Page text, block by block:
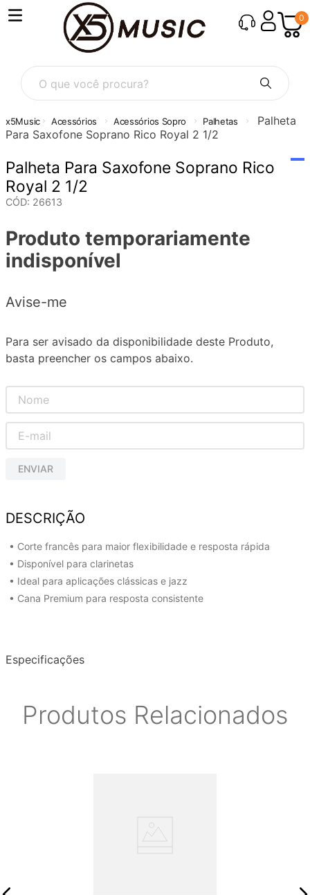
0
O que você procura?
Acessórios Acessórios Sopro Palhetas
Palheta
Para Saxofone Soprano Rico Royal 2 1/2
Palheta Para Saxofone Soprano Rico
Royal 2 1/2
CÓD: 26613
Produto temporariamente
indisponível
Avise-me
Para ser avisado da disponibilidade deste Produto,
basta preencher os campos abaixo.
ENVIAR
DESCRIÇÃO
• Corte francês para maior flexibilidade e resposta rápida
• Disponível para clarinetas
• Ideal para aplicações clássicas e jazz
• Cana Premium para resposta consistente
Especificações
Produtos Relacionados